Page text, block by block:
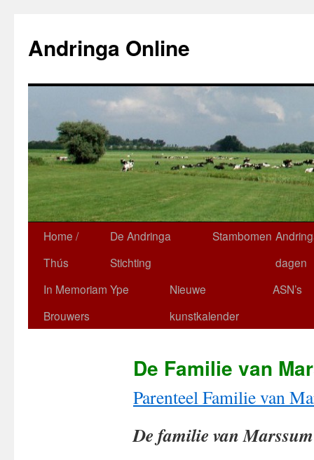
de
inhoud
Andringa Online
Home /
Thús
De Andringa
Stichting
Stambomen
dagen
In Memoriam Ype
Brouwers
Nieuwe
kunstkalender
ASN’s
De Familie van
Parenteel Familie van
De familie van